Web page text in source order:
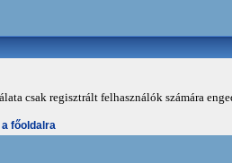
csak regisztrált felhasználók számára
főoldalra